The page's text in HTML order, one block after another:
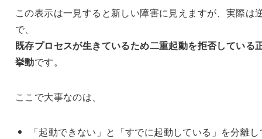
この表示は一見すると新しい障害に見えますが、実際は
で、
既存プロセスが生きているため二重起動を拒否している
挙動です。
ここで大事なのは、
「起動できない」と「すでに起動している」を分離し